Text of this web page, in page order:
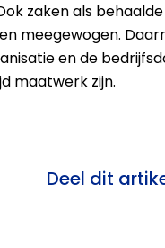
zaken als
meegewogen.
en de
maatwerk zijn.
Deel dit